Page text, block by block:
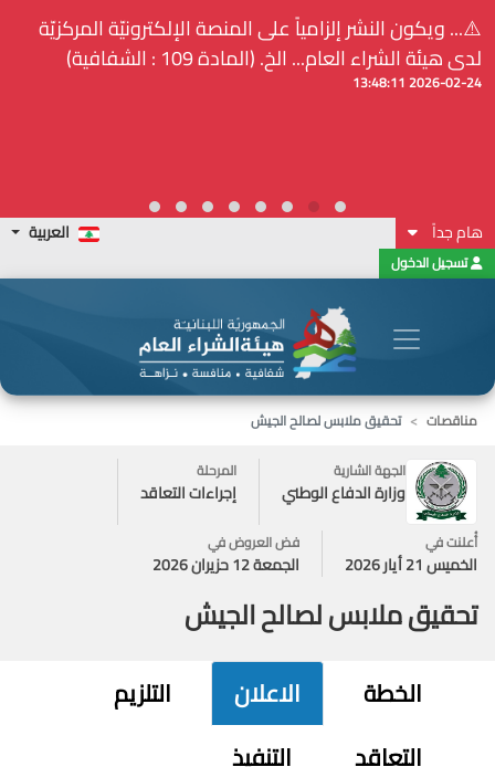
⚠️... ويكون النشر إلزامياً على المنصة الإلكترونيّة المركزيّة
لدى هيئة الشراء العام... الخ. (المادة 109 : الشفافية)
2026-02-24 13:48:11
هام جداً العربية
تسجيل الدخول
مناقصات
تحقيق ملابس لصالح الجيش
الجهة الشارية
وزارة الدفاع الوطني
المرحلة
إجراءات التعاقد
أُعلنت في
الخميس 21 أيار 2026
فض العروض في
الجمعة 12 حزيران 2026
تحقيق ملابس لصالح الجيش
الخطة الاعلان
التلزيم
التعاقد
التنفيذ